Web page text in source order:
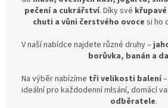
pečení a cukrářství. Díky své
chuti a vůni čerstvého ovoce si ho
V naší nabídce najdete různé druhy –
borůvka, banán a
Na výběr nabízíme tři velikosti balení–
ideální pro každodenní mlsání, domácí
odběratele.